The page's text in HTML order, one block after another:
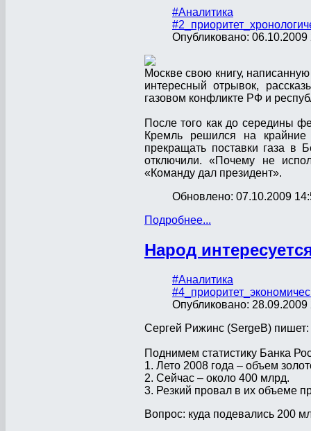
#Аналитика
Опубликовано: 06.10.2009
Москве свою книгу,
интересный отрывок,
газовом конфликте РФ и
После того как до середины
Кремль решился на
прекращать поставки газа в
отключили. «Почему не
«Команду дал президент».
Обновлено: 07.10.2009
Подробнее...
Народ
#Аналитика
Опубликовано: 28.09.2009
Сергей Рижинс (SergeB) пишет:
Поднимем статистику Банка
1. Лето 2008 года – объем
2. Сейчас – около 400 млрд.
3. Резкий провал в их объеме
Вопрос: куда подевались 200